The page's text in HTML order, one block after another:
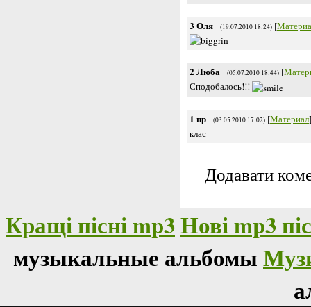
3Оля (19.07.2010 18:24) [
2Люба (05.07.2010 18:44) [
Сподобалось!!!
1 пр (03.05.2010 17:02) [Материал]
клас
Додавати
Кращі пісні mp3Нові mp3
музыкальные альбомы